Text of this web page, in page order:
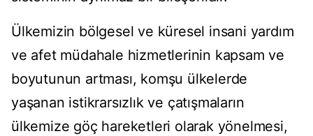
Ülkemizin bölgesel ve küresel insani yardım
ve afet müdahale hizmetlerinin kapsam ve
boyutunun artması, komşu ülkelerde
yaşanan istikrarsızlık ve çatışmaların
ülkemize göç hareketleri olarak yönelmesi,